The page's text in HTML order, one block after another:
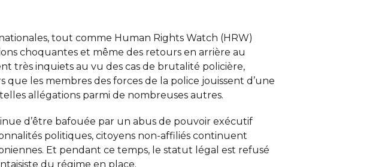
tout comme Human Rights Watch (HRW)
choquantes et même des retours en arrière au
très inquiets au vu des cas de brutalité policière,
que les membres des forces de la police jouissent d’une
allégations parmi de nombreuses autres.
d’être bafouée par un abus de pouvoir exécutif
politiques, citoyens non-affiliés continuent
Et pendant ce temps, le statut légal est refusé
du régime en place.